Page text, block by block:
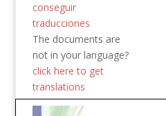
conseguir
traducciones
The documents are
not in your language?
click here to get
translations